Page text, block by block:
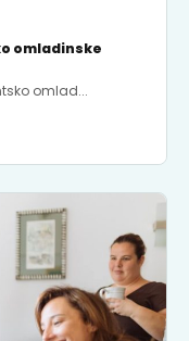
omladinske
omlad...